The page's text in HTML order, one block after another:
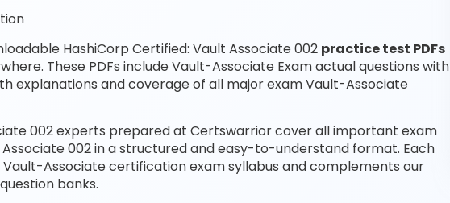
HashiCorp Certified: Vault Associate 002 practice test PDFs
These PDFs include Vault-Associate Exam actual questions with
explanations and coverage of all major exam Vault-Associate
002 experts prepared at Certswarrior cover all important exam
002 in a structured and easy-to-understand format. Each
Associate certification exam syllabus and complements our
banks.